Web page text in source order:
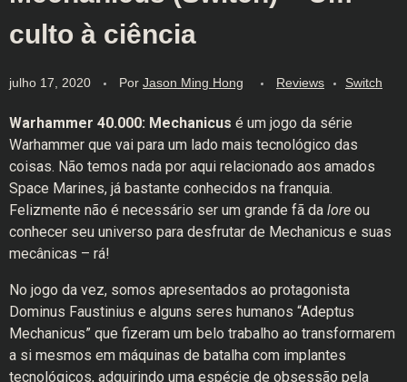
culto à ciência
julho 17, 2020 Por Jason Ming Hong Reviews Switch
Warhammer 40.000: Mechanicus é um jogo da série
Warhammer que vai para um lado mais tecnológico das
coisas. Não temos nada por aqui relacionado aos amados
Space Marines, já bastante conhecidos na franquia.
Felizmente não é necessário ser um grande fã da lore ou
conhecer seu universo para desfrutar de Mechanicus e suas
mecânicas – rá!
No jogo da vez, somos apresentados ao protagonista
Dominus Faustinius e alguns seres humanos “Adeptus
Mechanicus” que fizeram um belo trabalho ao transformarem
a si mesmos em máquinas de batalha com implantes
tecnológicos, adquirindo uma espécie de obsessão pela